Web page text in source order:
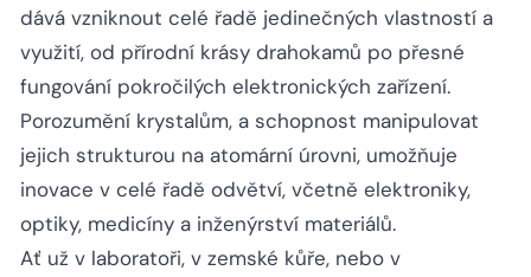
dává vzniknout celé řadě jedinečných vlastností a
využití, od přírodní krásy drahokamů po přesné
fungování pokročilých elektronických zařízení.
Porozumění krystalům, a schopnost manipulovat
jejich strukturou na atomární úrovni, umožňuje
inovace v celé řadě odvětví, včetně elektroniky,
optiky, medicíny a inženýrství materiálů.
Ať už v laboratoři, v zemské kůře, nebo v